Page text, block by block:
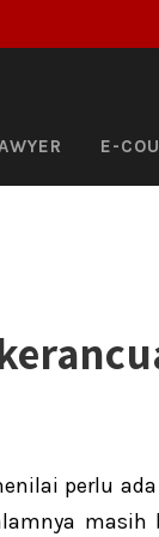
E-
perlu
masih